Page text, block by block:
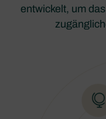
entwickelt, um